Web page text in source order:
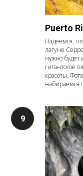
Puerto
Надеемся,
лагуне
нужно будет
гигантское
красоты.
набираемся